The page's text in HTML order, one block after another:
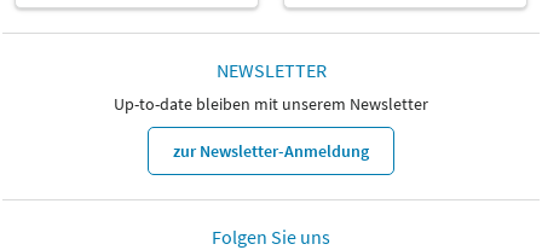
NEWSLETTER
Up-to-date bleiben mit unserem Newsletter
zur Newsletter-Anmeldung
Folgen Sie uns